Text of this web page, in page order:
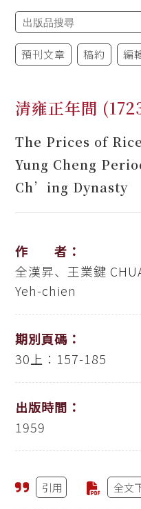
預刊文章 稿約 編
清雍正年間
The Prices of
Yung Cheng
Ch’ing Dynasty
作 者：
全漢昇、王業鍵
Yeh-chien
期別頁碼：
30上：157-185
出版時間：
1959
引用 全文